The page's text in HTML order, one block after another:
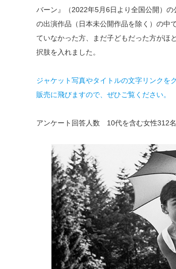
バーン』（2022年5月6日より全国公開）
の出演作品（日本未公開作品を除く）の中
ていなかった方、まだ子どもだった方がほ
択肢を入れました。
ジャケット写真やタイトルの文字リンクを
販売に飛びますので、ぜひご覧ください。
アンケート回答人数 10代を含む女性312